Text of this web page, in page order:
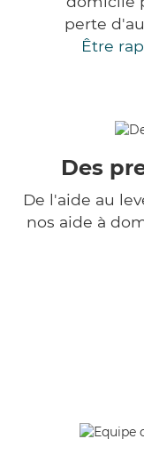
perte
Être
Des
De l'aide au
nos aide à